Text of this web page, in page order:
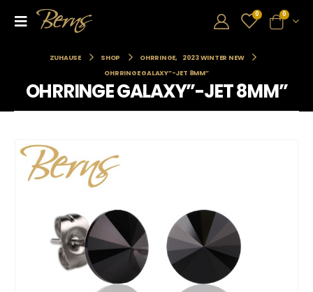
0 0
ZUHAUSE SHOP OHRRINGE,
2023 WINTER NEW
OHRRINGE GALAXY”-JET 8MM”
OHRRINGE GALAXY”-JET 8MM”